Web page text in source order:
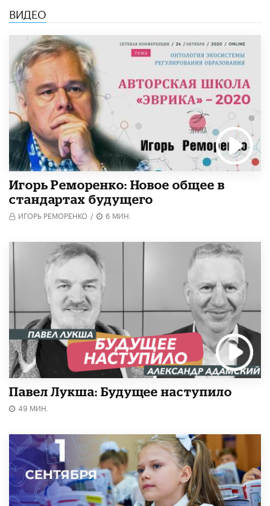
ВИДЕО
Игорь Реморенко: Новое общее в
стандартах будущего
ИГОРЬ РЕМОРЕНКО / 6 МИН.
Павел Лукша: Будущее наступило
49 МИН.